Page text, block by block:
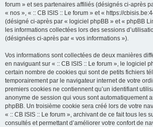
forum » et ses partenaires affiliés (désignés ci-après
« nos », « :: CB ISIS :: Le forum » et « https://
(désigné ci-après par « logiciel phpBB » et « phpBB
les informations collectées lors des sessions
(désignées ci-après par « vos informations »).
Vos informations sont collectées de deux manières
en naviguant sur « :: CB ISIS :: Le forum », le logiciel
certain nombre de cookies qui sont de petits fichiers
temporairement par le navigateur internet de votre
premiers cookies ne contiennent qu’un identifiant
anonyme de session qui vous sont automatiquement
phpBB. Un troisième cookie sera créé lors de votre
« :: CB ISIS :: Le forum », archivant de ce fait tous les
consultés et permettant d’améliorer votre confort de